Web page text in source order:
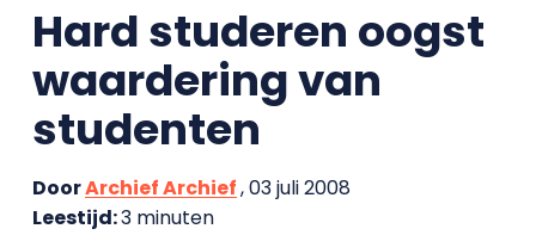
Hard studeren oogst
waardering van
studenten
DoorArchief Archief, 03 juli 2008
Leestijd:3 minuten